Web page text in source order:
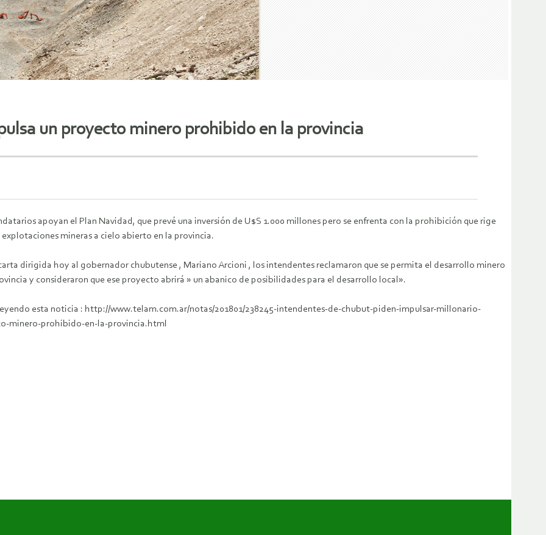
un proyecto minero prohibido en la provincia
apoyan el Plan Navidad, que prevé una inversión de U$S 1.000 millones pero se enfrenta con la prohibición que rige
explotaciones mineras a cielo abierto en la provincia.
dirigida hoy al gobernador chubutense , Mariano Arcioni , los intendentes reclamaron que se permita el desarrollo minero
y consideraron que ese proyecto abrirá » un abanico de posibilidades para el desarrollo local».
esta noticia : http://www.telam.com.ar/notas/201801/238245-intendentes-de-chubut-piden-impulsar-millonario-
minero-prohibido-en-la-provincia.html